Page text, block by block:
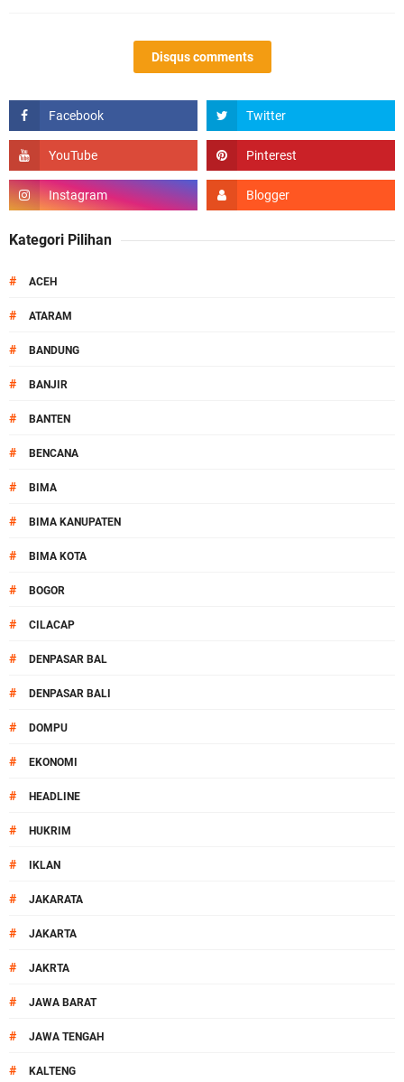
Disqus comments
Kategori Pilihan
# ACEH
# ATARAM
# BANDUNG
# BANJIR
# BANTEN
# BENCANA
# BIMA
# BIMA KANUPATEN
# BIMA KOTA
# BOGOR
# CILACAP
# DENPASAR BAL
# DENPASAR BALI
# DOMPU
# EKONOMI
# HEADLINE
# HUKRIM
# IKLAN
# JAKARATA
# JAKARTA
# JAKRTA
# JAWA BARAT
# JAWA TENGAH
# KALTENG